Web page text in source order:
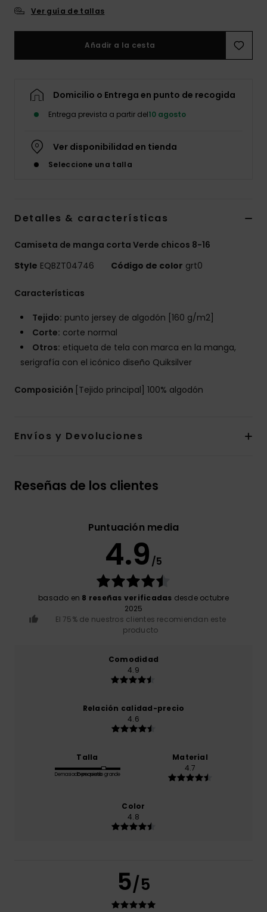
Ver guía de tallas
Añadir a la cesta
Domicilio o Entrega en punto de recogida
Entrega prevista a partir del10 agosto
Ver disponibilidad en tienda
Seleccione una talla
Detalles & características
Camiseta de manga corta Verde chicos 8-16
Style EQBZT04746 Código de color grt0
Características
Tejido: punto jersey de algodón [160 g/m2]
Corte: corte normal
Otros: etiqueta de tela con marca en la manga,
serigrafía con el icónico diseño Quiksilver
Composición [Tejido principal] 100% algodón
Envíos y Devoluciones
Reseñas de los clientes
Puntuación media
4.9 /5
basado en 8 reseñas verificadas desde octubre
2025
El 75% de nuestros clientes recomiendan este
producto
Comodidad
4.9
Relación calidad-precio
4.6
Talla
Demasiado pequeño
Demasiado grande
Material
4.7
Color
4.8
5/5